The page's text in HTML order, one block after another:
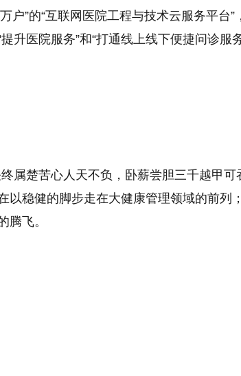
户”的“互联网医院工程与技术云服务平台
升医院服务”和“打通线上线下便捷问诊服务
属楚苦心人天不负，卧薪尝胆三千越甲
以稳健的脚步走在大健康管理领域的前列
腾飞。